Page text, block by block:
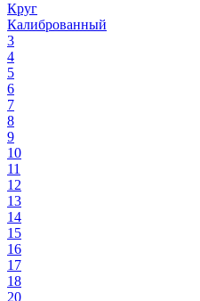
Круг
Калиброванный
3
4
5
6
7
8
9
10
11
12
13
14
15
16
17
18
20